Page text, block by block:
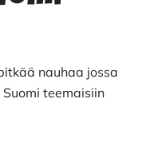
nauhaa jossa
teemaisiin